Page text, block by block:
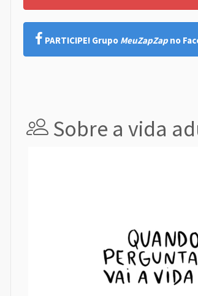
PARTICIPE! Grupo MeuZapZap no
Sobre a vida